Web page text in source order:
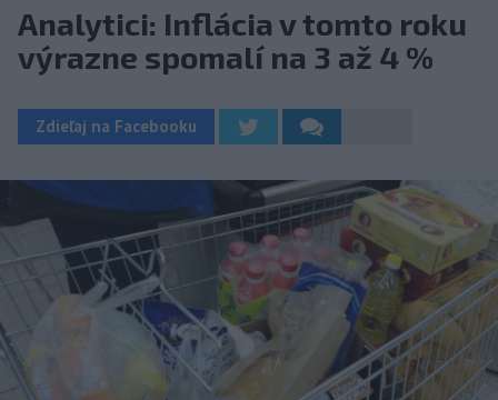
Analytici: Inflácia v tomto roku
výrazne spomalí na 3 až 4 %
Zdieľaj na Facebooku